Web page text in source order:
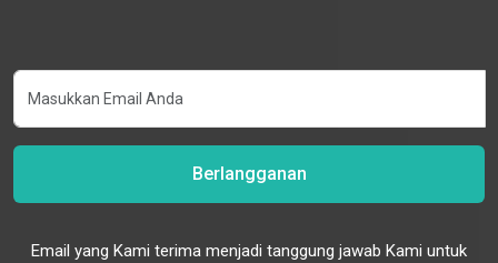
Berlangganan
Email yang Kami terima menjadi tanggung jawab Kami untuk